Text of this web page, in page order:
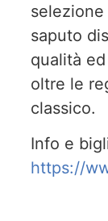
saputo
qualità
oltre le
classico.
Info e
https://